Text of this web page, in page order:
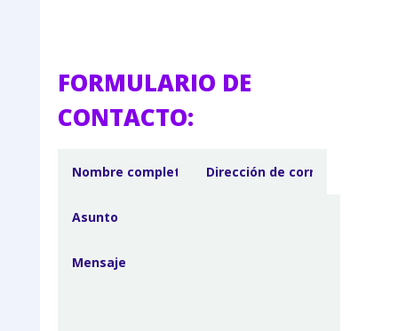
FORMULARIO DE
CONTACTO: